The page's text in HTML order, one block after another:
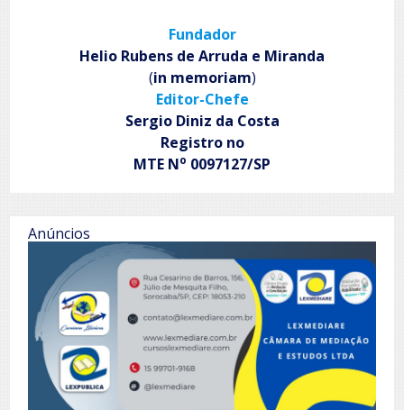
gratuito
de
produção
de
podcasts
Fundador
Helio Rubens de Arruda e Miranda
(in memoriam)
Editor-Chefe
Sergio Diniz da Costa
Registro no
MTE No 0097127/SP
Anúncios